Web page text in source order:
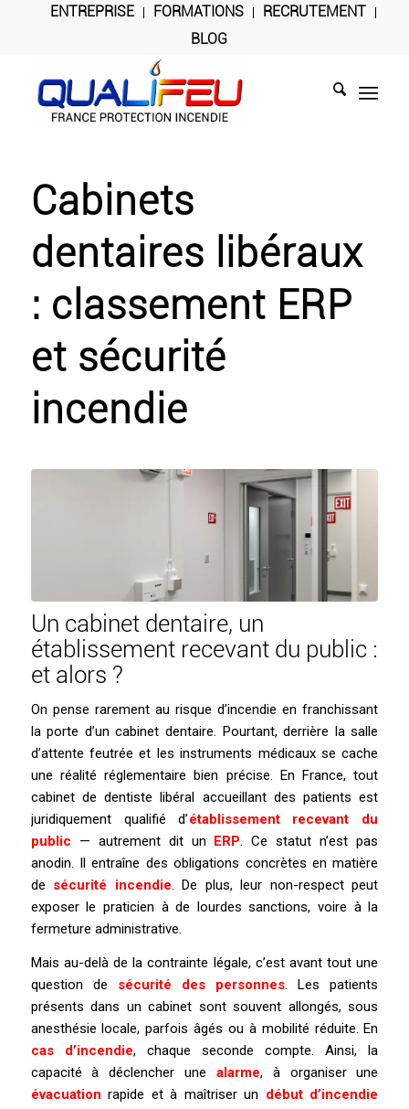
ENTREPRISE FORMATIONS
RECRUTEMENT
BLOG
Cabinets
dentaires libéraux
: classement ERP
et sécurité
incendie
Un cabinet dentaire, un
établissement recevant du public :
et alors ?
On pense rarement au risque d’incendie en franchissant
la porte d’un cabinet dentaire. Pourtant, derrière la salle
d’attente feutrée et les instruments médicaux se cache
une réalité réglementaire bien précise. En France, tout
cabinet de dentiste libéral accueillant des patients est
juridiquement qualifié d’établissement recevant du
public — autrement dit un ERP. Ce statut n’est pas
anodin. Il entraîne des obligations concrètes en matière
de sécurité incendie. De plus, leur non-respect peut
exposer le praticien à de lourdes sanctions, voire à la
fermeture administrative.
Mais au-delà de la contrainte légale, c’est avant tout une
question de sécurité des personnes. Les patients
présents dans un cabinet sont souvent allongés, sous
anesthésie locale, parfois âgés ou à mobilité réduite. En
cas d’incendie, chaque seconde compte. Ainsi, la
capacité à déclencher une alarme, à organiser une
évacuation rapide et à maîtriser un début d’incendie